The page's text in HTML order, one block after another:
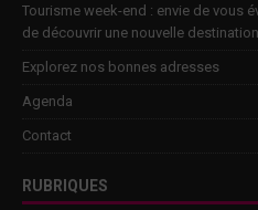
Tourisme week-end : envie de vous
de découvrir une nouvelle
Explorez nos bonnes adresses
Agenda
Contact
RUBRIQUES